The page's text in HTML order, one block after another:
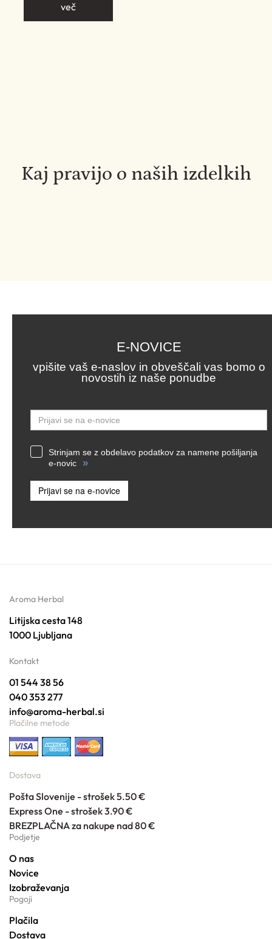
več
Kaj pravijo o naših izdelkih
E-NOVICE
vpišite vaš e-naslov in obveščali vas bomo o
novostih iz naše ponudbe
Strinjam se z obdelavo podatkov za namene pošiljanja
e-novic
»
Prijavi se na e-novice
Aroma Herbal
Litijska cesta 148
1000 Ljubljana
Kontakt
01 544 38 56
040 353 277
info@aroma-herbal.si
Plačilne metode
Dostava
Pošta Slovenije - strošek 5.50 €
Express One - strošek 3.90 €
BREZPLAČNA za nakupe nad 80 €
Podjetje
O nas
Novice
Izobraževanja
Pogoji
Plačila
Dostava